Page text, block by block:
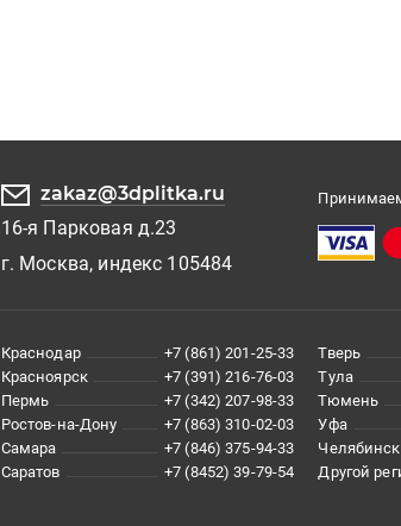
zakaz@3dplitka.ru
16-я Парковая д.23
г. Москва, индекс 105484
Краснодар
+7 (861) 201-25-33
Красноярск
+7 (391) 216-76-03
Пермь
+7 (342) 207-98-33
Ростов-на-Дону
+7 (863) 310-02-03
Самара
+7 (846) 375-94-33
Саратов
+7 (8452) 39-79-54
Тверь
Тула
Тюмень
Уфа
Челябинск
Другой